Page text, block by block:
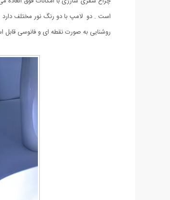
است . دو لامپ با دو رنگ نور مختلف دارد .
روشنایی به صورت نقطه ای و فانوسی قابل